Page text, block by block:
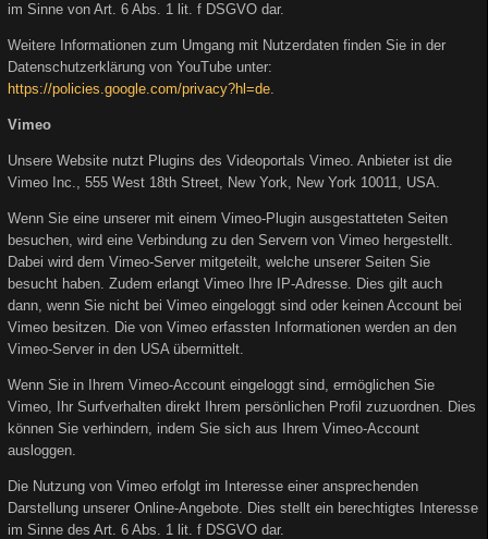
im Sinne von Art. 6 Abs. 1 lit. f DSGVO dar.
Weitere Informationen zum Umgang mit Nutzerdaten finden Sie in der
Datenschutzerklärung von YouTube unter:
https://policies.google.com/privacy?hl=de
Vimeo
Unsere Website nutzt Plugins des Videoportals Vimeo. Anbieter ist die
Vimeo Inc., 555 West 18th Street, New York, New York 10011, USA.
Wenn Sie eine unserer mit einem Vimeo-Plugin ausgestatteten Seiten
besuchen, wird eine Verbindung zu den Servern von Vimeo hergestellt.
Dabei wird dem Vimeo-Server mitgeteilt, welche unserer Seiten Sie
besucht haben. Zudem erlangt Vimeo Ihre IP-Adresse. Dies gilt auch
dann, wenn Sie nicht bei Vimeo eingeloggt sind oder keinen Account bei
Vimeo besitzen. Die von Vimeo erfassten Informationen werden an den
Vimeo-Server in den USA übermittelt.
Wenn Sie in Ihrem Vimeo-Account eingeloggt sind, ermöglichen Sie
Vimeo, Ihr Surfverhalten direkt Ihrem persönlichen Profil zuzuordnen. Dies
können Sie verhindern, indem Sie sich aus Ihrem Vimeo-Account
ausloggen.
Die Nutzung von Vimeo erfolgt im Interesse einer ansprechenden
Darstellung unserer Online-Angebote. Dies stellt ein berechtigtes Interesse
im Sinne des Art. 6 Abs. 1 lit. f DSGVO dar.